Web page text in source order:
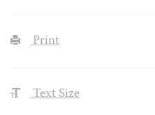
Print
Text Size